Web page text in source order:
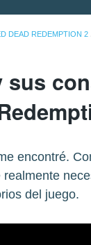
DEAD REDEMPTION 2
encontré.
del juego.